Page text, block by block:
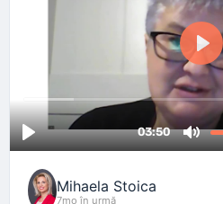
Mihaela Stoica
7mo în urmă